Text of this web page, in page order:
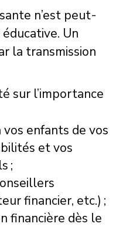
n’est peut-
Un
la transmission
sur l’importance
enfants de vos
et vos
;
financier, etc.) ;
financière dès le